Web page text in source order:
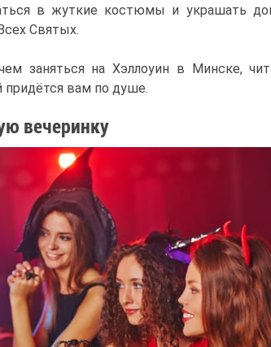
в жуткие костюмы и украшать
Святых.
заняться на Хэллоуин в Минске,
придётся вам по душе.
вечеринку